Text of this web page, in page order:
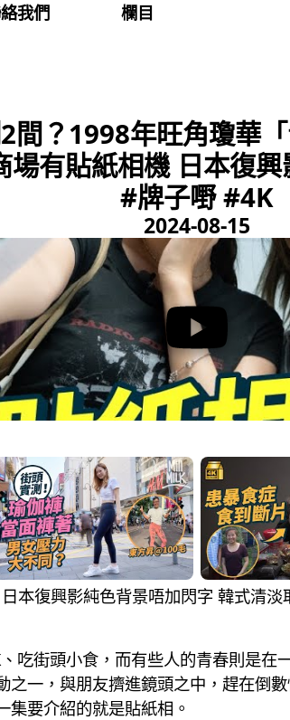
我們 欄目
？1998年旺角瓊華
有貼紙相機 日本復興
#牌子嘢 #4K
2024-08-15
復興影純色背景唔加閃字 韓式清
吃街頭小食，而有些人的青春則是
一，與朋友擠進鏡頭之中，趕在倒
要介紹的就是貼紙相。